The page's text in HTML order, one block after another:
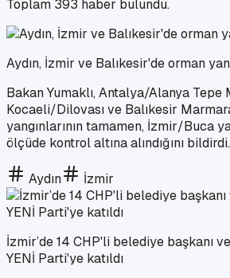
Toplam 393 haber bulundu.
Aydın, İzmir ve Balıkesir'de orman
Bakan Yumaklı, Antalya/Alanya Tepe
Kocaeli/Dilovası ve Balıkesir
yangınlarının tamamen, İzmir/Buca
ölçüde kontrol altına alındığını bildirdi.
Aydın İzmir
İzmir’de 14 CHP'li belediye başkanı
YENİ Parti'ye katıldı